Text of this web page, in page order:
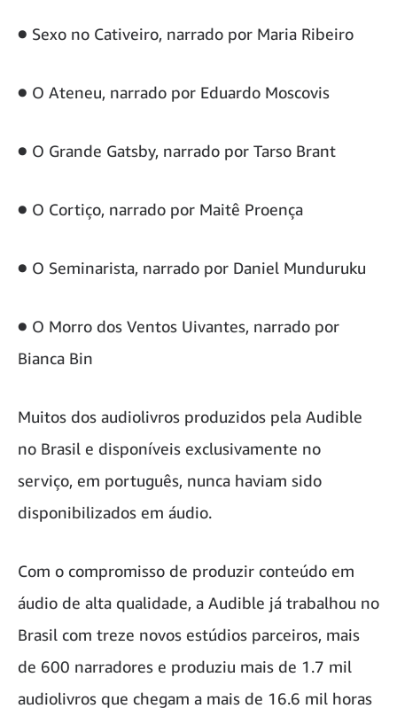
● Sexo no Cativeiro, narrado por Maria Ribeiro
● O Ateneu, narrado por Eduardo Moscovis
● O Grande Gatsby, narrado por Tarso Brant
● O Cortiço, narrado por Maitê Proença
● O Seminarista, narrado por Daniel Munduruku
● O Morro dos Ventos Uivantes, narrado por
Bianca Bin
Muitos dos audiolivros produzidos pela Audible
no Brasil e disponíveis exclusivamente no
serviço, em português, nunca haviam sido
disponibilizados em áudio.
Com o compromisso de produzir conteúdo em
áudio de alta qualidade, a Audible já trabalhou no
Brasil com treze novos estúdios parceiros, mais
de 600 narradores e produziu mais de 1.7 mil
audiolivros que chegam a mais de 16.6 mil horas